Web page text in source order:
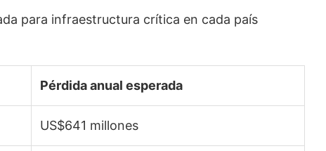
para infraestructura crítica en cada país
Pérdida anual esperada
US$641 millones